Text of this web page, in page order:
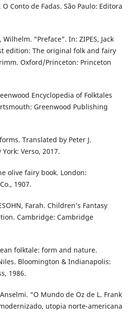
O Conto de Fadas. São Paulo: Editora
“Preface”. In: ZIPES, Jack
edition: The original folk and fairy
Oxford/Princeton: Princeton
Encyclopedia of Folktales
Greenwood Publishing
Translated by Peter J.
Verso, 2017.
olive fairy book. London:
1907.
Farah. Children’s Fantasy
Cambridge: Cambridge
folktale: form and nature.
Bloomington & Indianapolis:
1986.
“O Mundo de Oz de L. Frank
utopia norte-americana